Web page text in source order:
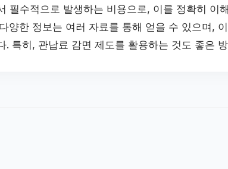
필수적으로 발생하는 비용으로, 이를 정확히 이
양한 정보는 여러 자료를 통해 얻을 수 있으며,
. 특히, 관납료 감면 제도를 활용하는 것도 좋은